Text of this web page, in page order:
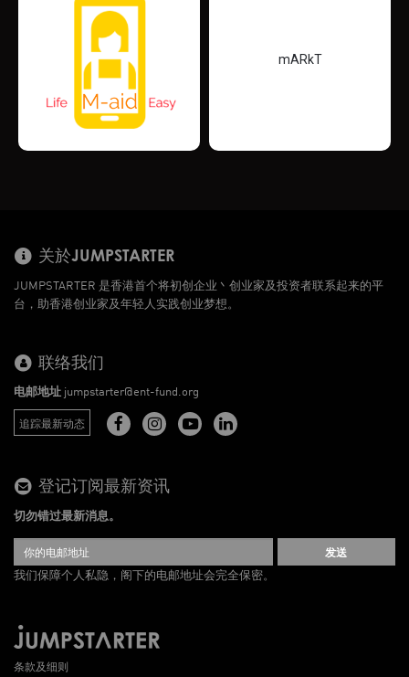
mARkT
关於JUMPSTARTER
JUMPSTARTER 是香港首个将初创企业丶创业家及投资者联系起来的平
台，助香港创业家及年轻人实践创业梦想。
联络我们
电邮地址 jumpstarter@ent-fund.org
追踪最新动态
登记订阅最新资讯
切勿错过最新消息。
发送
我们保障个人私隐，阁下的电邮地址会完全保密。
条款及细则